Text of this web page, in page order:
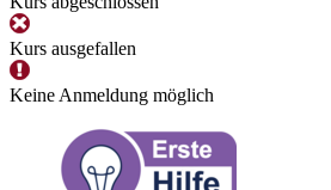
Kurs ausgefallen
Keine Anmeldung möglich